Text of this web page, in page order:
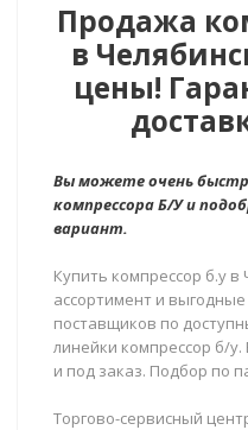
Продажа
в
цены!
Вы можете очень
компрессора Б/У и
вариант.
Купить компрессор б.у
ассортимент и
поставщиков по
линейки компрессор б/
и под заказ. Подбор по
Торгово-сервисный